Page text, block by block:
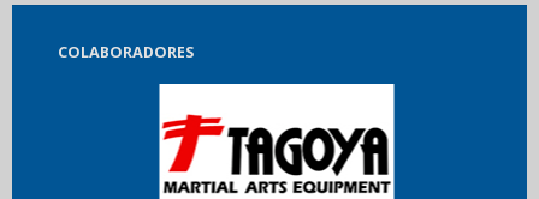
COLABORADORES